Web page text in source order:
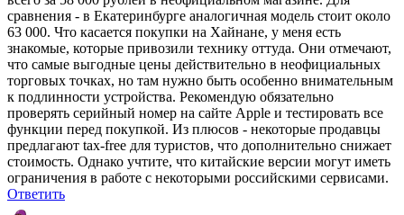
сравнения - в Екатеринбурге аналогичная модель стоит около
63 000. Что касается покупки на Хайнане, у меня есть
знакомые, которые привозили технику оттуда. Они отмечают,
что самые выгодные цены действительно в неофициальных
торговых точках, но там нужно быть особенно внимательным
к подлинности устройства. Рекомендую обязательно
проверять серийный номер на сайте Apple и тестировать все
функции перед покупкой. Из плюсов - некоторые продавцы
предлагают tax-free для туристов, что дополнительно снижает
стоимость. Однако учтите, что китайские версии могут иметь
ограничения в работе с некоторыми российскими сервисами.
Ответить